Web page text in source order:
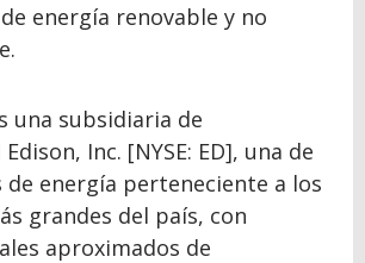
energía renovable y no
una subsidiaria de
Inc. [NYSE: ED], una de
de energía perteneciente a los
grandes del país, con
aproximados de